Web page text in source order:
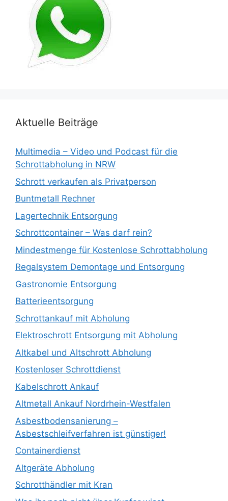
Aktuelle Beiträge
Multimedia – Video und Podcast für die
Schrottabholung in NRW
Schrott verkaufen als Privatperson
Buntmetall Rechner
Lagertechnik Entsorgung
Schrottcontainer – Was darf rein?
Mindestmenge für Kostenlose Schrottabholung
Regalsystem Demontage und Entsorgung
Gastronomie Entsorgung
Batterieentsorgung
Schrottankauf mit Abholung
Elektroschrott Entsorgung mit Abholung
Altkabel und Altschrott Abholung
Kostenloser Schrottdienst
Kabelschrott Ankauf
Altmetall Ankauf Nordrhein-Westfalen
Asbestbodensanierung –
Asbestschleifverfahren ist günstiger!
Containerdienst
Altgeräte Abholung
Schrotthändler mit Kran